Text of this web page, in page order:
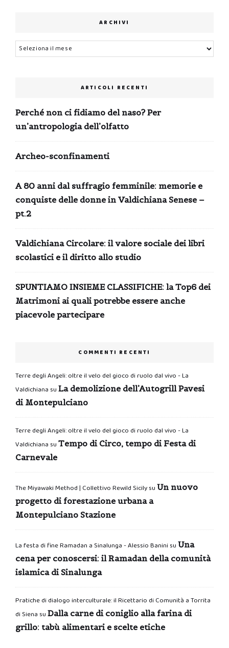
ARCHIVI
Archivi
ARTICOLI RECENTI
Perché non ci fidiamo del naso? Per
un’antropologia dell’olfatto
Archeo-sconfinamenti
A 80 anni dal suffragio femminile: memorie e
conquiste delle donne in Valdichiana Senese –
pt.2
Valdichiana Circolare: il valore sociale dei libri
scolastici e il diritto allo studio
SPUNTIAMO INSIEME CLASSIFICHE: la Top6 dei
Matrimoni ai quali potrebbe essere anche
piacevole partecipare
COMMENTI RECENTI
Terre degli Angeli: oltre il velo del gioco di ruolo dal vivo - La
Valdichiana su La demolizione dell’Autogrill Pavesi
di Montepulciano
Terre degli Angeli: oltre il velo del gioco di ruolo dal vivo - La
Valdichiana su Tempo di Circo, tempo di Festa di
Carnevale
The Miyawaki Method | Collettivo Rewild Sicilysu Un nuovo
progetto di forestazione urbana a
Montepulciano Stazione
La festa di fine Ramadan a Sinalunga - Alessio Banini su Una
cena per conoscersi: il Ramadan della comunità
islamica di Sinalunga
Pratiche di dialogo interculturale: il Ricettario di Comunità a Torrita
di Siena su Dalla carne di coniglio alla farina di
grillo: tabù alimentari e scelte etiche